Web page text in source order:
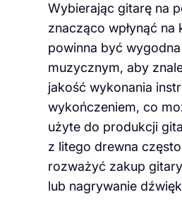
Wybierając gitarę na
znacząco wpłynąć
powinna być
muzycznym, aby
jakość wykonania
wykończeniem, co
użyte do produkcji
z litego drewna
rozważyć zakup
lub nagrywanie